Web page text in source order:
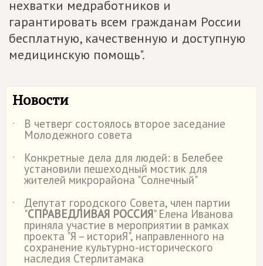
нехватки медработников и
гарантировать всем гражданам России
бесплатную, качественную и доступную
медицинскую помощь".
Новости
˙ В четверг состоялось второе заседание
Молодежного совета
˙
Конкретные дела для людей: в Белебее
установили пешеходный мостик для
жителей микрорайона "Солнечный"
˙
Депутат городского Совета, член партии
"СПРАВЕДЛИВАЯ РОССИЯ" Елена Иванова
приняла участие в мероприятии в рамках
проекта "Я – историЯ", направленного на
сохранение культурно-исторического
наследия Стерлитамака